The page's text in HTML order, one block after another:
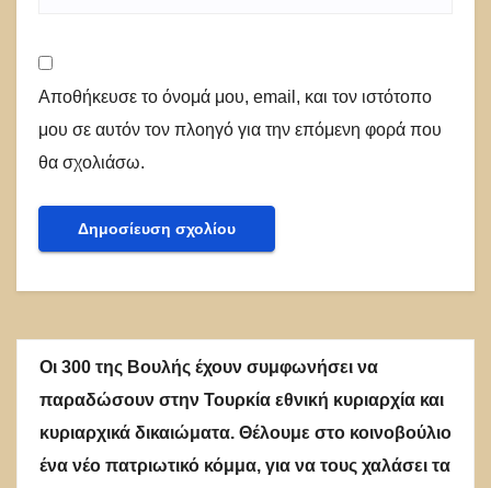
Αποθήκευσε το όνομά μου, email, και τον ιστότοπο
μου σε αυτόν τον πλοηγό για την επόμενη φορά που
θα σχολιάσω.
Οι 300 της Βουλής έχουν συμφωνήσει να
παραδώσουν στην Τουρκία εθνική κυριαρχία και
κυριαρχικά δικαιώματα. Θέλουμε στο κοινοβούλιο
ένα νέο πατριωτικό κόμμα, για να τους χαλάσει τα